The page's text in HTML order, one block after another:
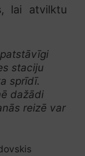
lai atvilktu
staciju
sprīdī.
dažādi
reizē var